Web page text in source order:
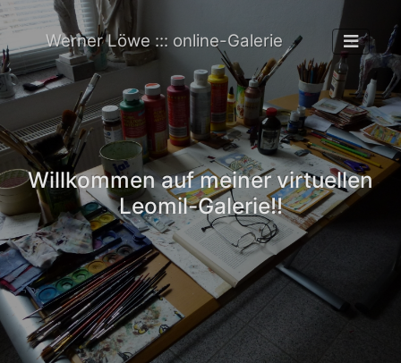
Werner Löwe ::: online-Galerie
Willkommen auf meiner virtuellen
Leomil-Galerie!!